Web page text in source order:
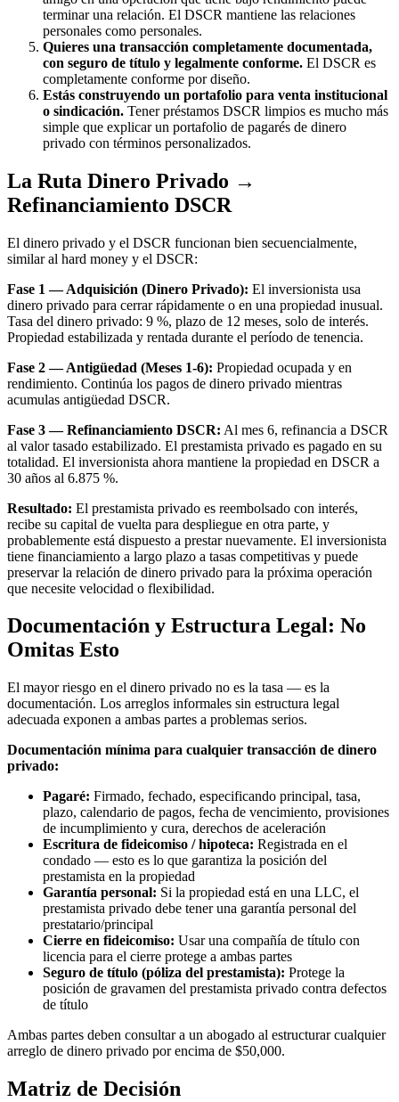
terminar una relación. El DSCR mantiene las relaciones
personales como personales.
Quieres una transacción completamente documentada,
con seguro de título y legalmente conforme. El DSCR es
completamente conforme por diseño.
Estás construyendo un portafolio para venta institucional
o sindicación. Tener préstamos DSCR limpios es mucho más
simple que explicar un portafolio de pagarés de dinero
privado con términos personalizados.
La Ruta Dinero Privado →
Refinanciamiento DSCR
El dinero privado y el DSCR funcionan bien secuencialmente,
similar al hard money y el DSCR:
Fase 1 — Adquisición (Dinero Privado): El inversionista usa
dinero privado para cerrar rápidamente o en una propiedad inusual.
Tasa del dinero privado: 9 %, plazo de 12 meses, solo de interés.
Propiedad estabilizada y rentada durante el período de tenencia.
Fase 2 — Antigüedad (Meses 1-6): Propiedad ocupada y en
rendimiento. Continúa los pagos de dinero privado mientras
acumulas antigüedad DSCR.
Fase 3 — Refinanciamiento DSCR: Al mes 6, refinancia a DSCR
al valor tasado estabilizado. El prestamista privado es pagado en su
totalidad. El inversionista ahora mantiene la propiedad en DSCR a
30 años al 6.875 %.
Resultado: El prestamista privado es reembolsado con interés,
recibe su capital de vuelta para despliegue en otra parte, y
probablemente está dispuesto a prestar nuevamente. El inversionista
tiene financiamiento a largo plazo a tasas competitivas y puede
preservar la relación de dinero privado para la próxima operación
que necesite velocidad o flexibilidad.
Documentación y Estructura Legal: No
Omitas Esto
El mayor riesgo en el dinero privado no es la tasa — es la
documentación. Los arreglos informales sin estructura legal
adecuada exponen a ambas partes a problemas serios.
Documentación mínima para cualquier transacción de dinero
privado:
Pagaré: Firmado, fechado, especificando principal, tasa,
plazo, calendario de pagos, fecha de vencimiento, provisiones
de incumplimiento y cura, derechos de aceleración
Escritura de fideicomiso / hipoteca: Registrada en el
condado — esto es lo que garantiza la posición del
prestamista en la propiedad
Garantía personal: Si la propiedad está en una LLC, el
prestamista privado debe tener una garantía personal del
prestatario/principal
Cierre en fideicomiso: Usar una compañía de título con
licencia para el cierre protege a ambas partes
Seguro de título (póliza del prestamista): Protege la
posición de gravamen del prestamista privado contra defectos
de título
Ambas partes deben consultar a un abogado al estructurar cualquier
arreglo de dinero privado por encima de $50,000.
Matriz de Decisión